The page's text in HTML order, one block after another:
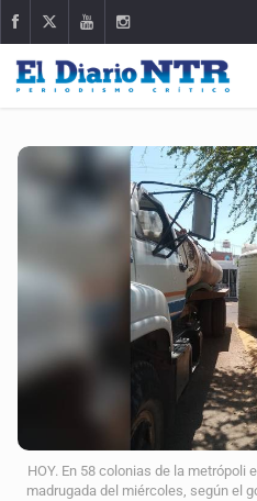
HOY. En 58 colonias de la metrópoli
madrugada del miércoles, según el